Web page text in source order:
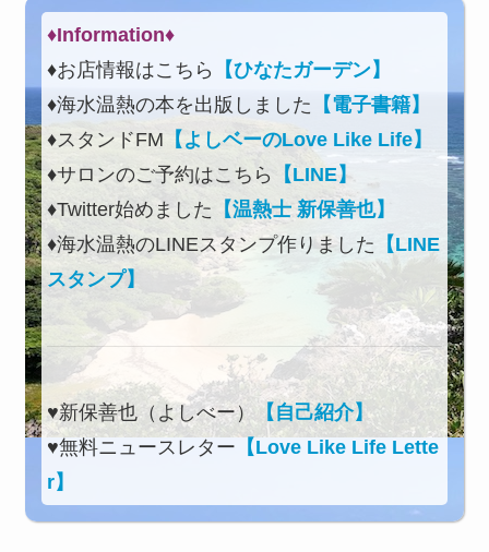
♦Information♦︎
♦お店情報はこちら
【ひなたガーデン】
♦海水温熱の本を出版しました 【電子書籍】
♦スタンドFM 【よしベーのLove Like Life】
♦サロンのご予約はこちら
【LINE】
♦Twitter始めました 【温熱士 新保善也】
♦海水温熱のLINEスタンプ作りました 【LINE
スタンプ】
♥新保善也（よしべー） 【自己紹介】
♥無料ニュースレター 【Love Like Life Lette
r】